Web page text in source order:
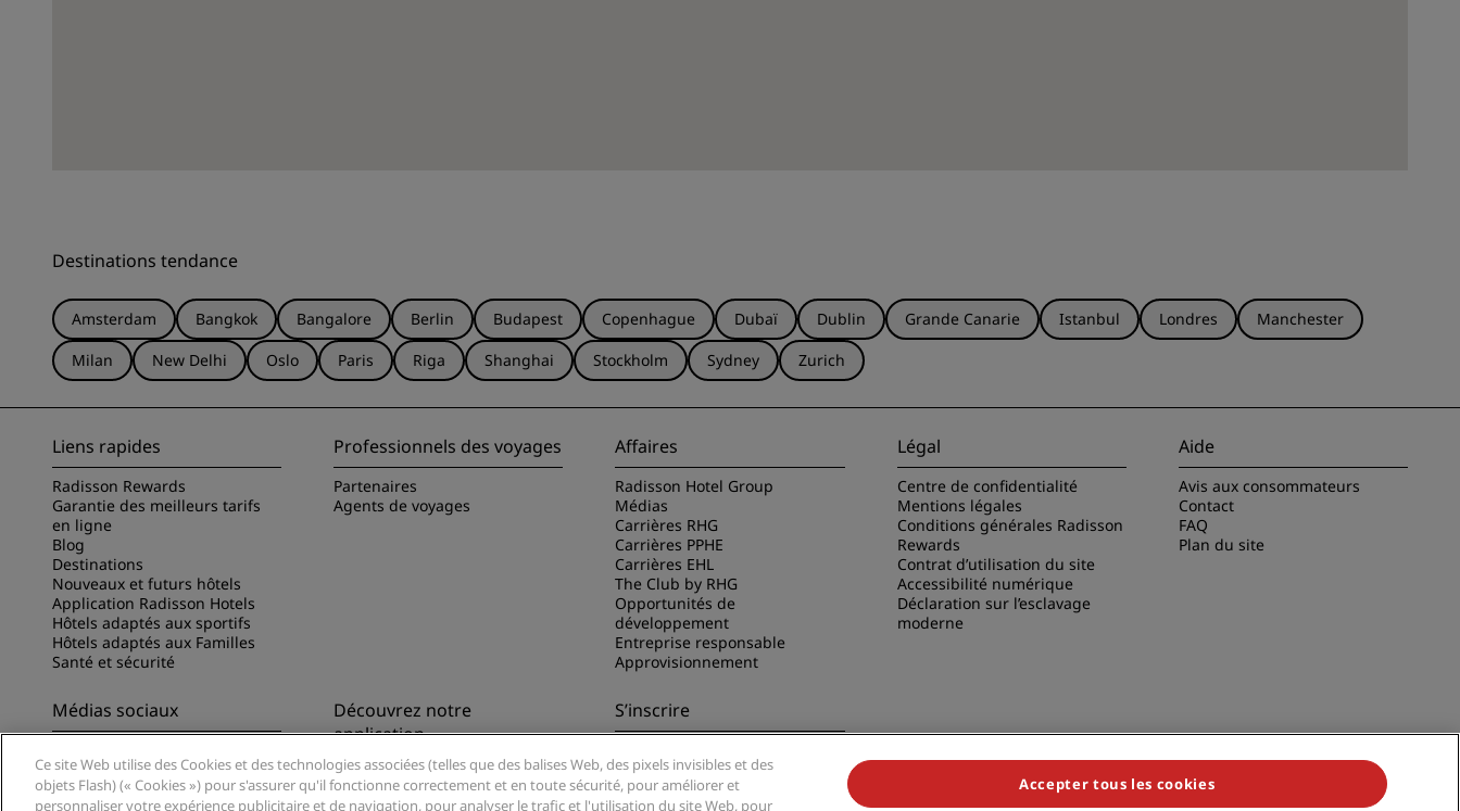
Destinations tendance
Amsterdam Bangkok Bangalore Berlin Budapest Copenhague Dubaï Dublin Grande Canarie Istanbul Londres
Manchester
Milan
New Delhi Oslo Paris Riga Shanghai Stockholm Sydney Zurich
Liens rapides
Radisson Rewards
Garantie des meilleurs tarifs
en ligne
Blog
Destinations
Nouveaux et futurs hôtels
Application Radisson Hotels
Hôtels adaptés aux sportifs
Hôtels adaptés aux Familles
Santé et sécurité
Professionnels des voyages
Partenaires
Agents de voyages
Affaires
Radisson Hotel Group
Médias
Carrières RHG
Carrières PPHE
Carrières EHL
The Club by RHG
Opportunités de
développement
Entreprise responsable
Approvisionnement
Légal
Centre de confidentialité
Mentions légales
Conditions générales Radisson
Rewards
Contrat d’utilisation du site
Accessibilité numérique
Déclaration sur l’esclavage
moderne
Aide
Avis aux consommateurs
Contact
FAQ
Plan du site
Médias sociaux
Découvrez notre
application
Découvrez l’appli Radisson Hotels
S’inscrire
offres les plus populaires
Ce site Web utilise des Cookies et des technologies associées (telles que des balises Web, des pixels invisibles et des
objets Flash) (« Cookies ») pour s'assurer qu'il fonctionne correctement et en toute sécurité, pour améliorer et
personnaliser votre expérience publicitaire et de navigation, pour analyser le trafic et l'utilisation du site Web, pour
Accepter tous les cookies